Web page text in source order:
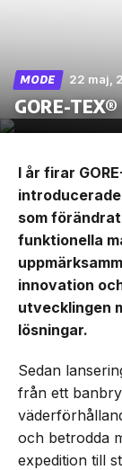
Skip
the
MODE 22 maj,
GORE-
I år firar
som
funktionella
innovation
utvecklingen
lösningar.
Sedan
från ett
och betrodda
expedition till